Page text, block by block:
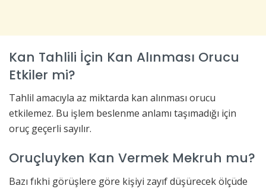
Kan Tahlili İçin Kan Alınması Orucu
Etkiler mi?
Tahlil amacıyla az miktarda kan alınması orucu
etkilemez. Bu işlem beslenme anlamı taşımadığı için
oruç geçerli sayılır.
Oruçluyken Kan Vermek Mekruh mu?
Bazı fıkhi görüşlere göre kişiyi zayıf düşürecek ölçüde